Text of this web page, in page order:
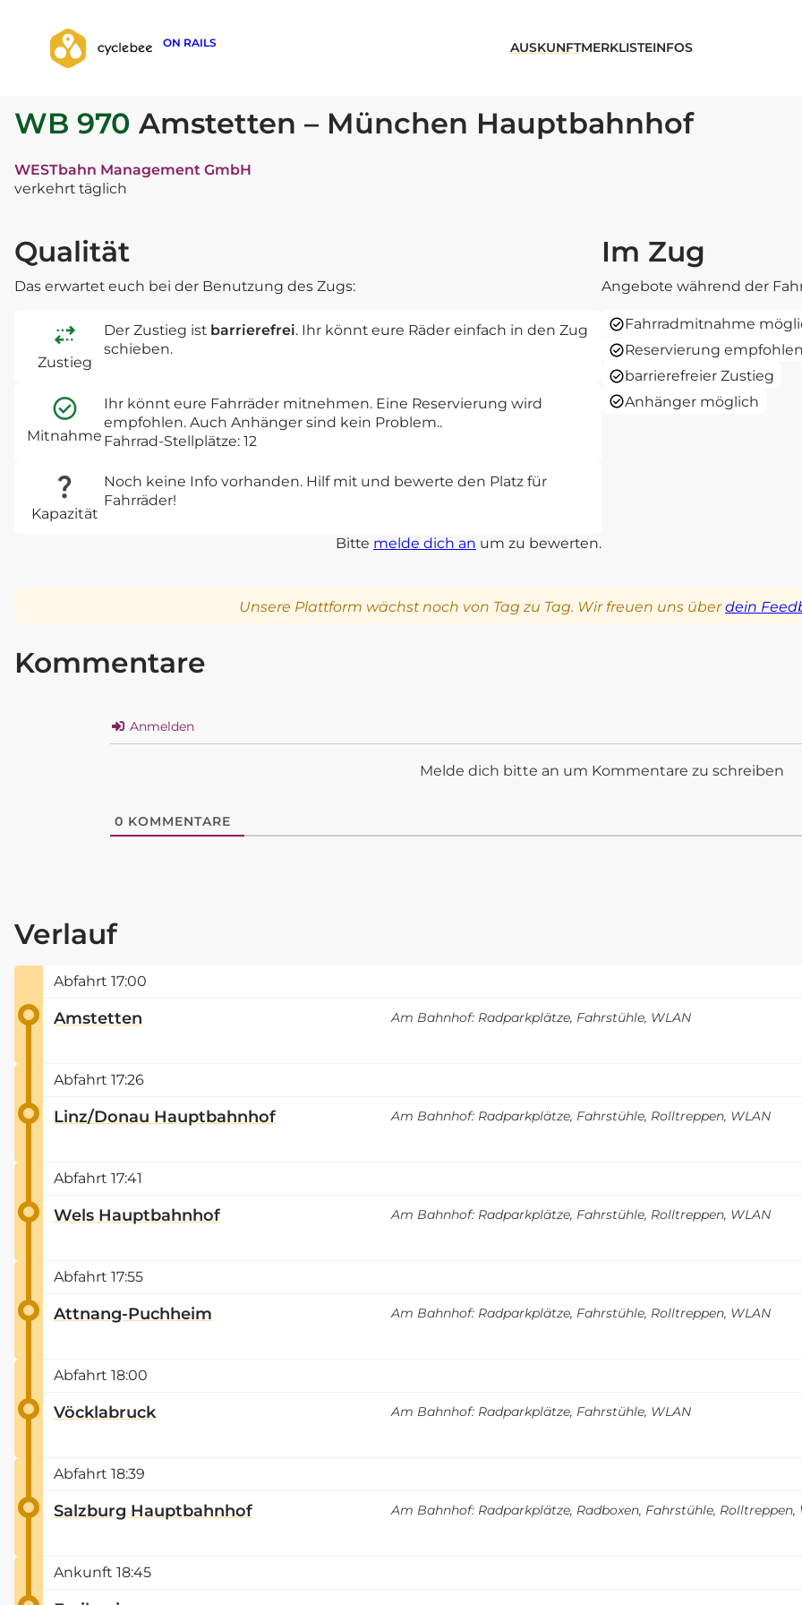
ON RAILS AUSKUNFTMERKLISTEINFOS
zurück zur Suche
WB 970 Amstetten – München Hauptbahnhof
WESTbahn Management GmbH
verkehrt täglich
Qualität
Das erwartet euch bei der Benutzung des Zugs:
Zustieg
Der Zustieg ist barrierefrei. Ihr könnt eure Räder einfach in den Zug
schieben.
Mitnahme
Ihr könnt eure Fahrräder mitnehmen. Eine Reservierung wird
empfohlen. Auch Anhänger sind kein Problem..
Fahrrad-Stellplätze: 12
Kapazität
Noch keine Info vorhanden. Hilf mit und bewerte den Platz für
Fahrräder!
Bitte melde dich an um zu bewerten.
Im Zug
Angebote während der
Fahrradmitnahme
Reservierung empfohlen
barrierefreier Zustieg
Anhänger möglich
Unsere Plattform wächst noch von Tag zu Tag. Wir freuen uns überdein
Kommentare
Anmelden
Melde dich bitte an um Kommentare zu schreiben
0 KOMMENTARE
Verlauf
Abfahrt 17:00
Amstetten
Am Bahnhof: Radparkplätze, Fahrstühle, WLAN
Abfahrt 17:26
Linz/Donau Hauptbahnhof
Am Bahnhof: Radparkplätze, Fahrstühle, Rolltreppen, WLAN
Abfahrt 17:41
Wels Hauptbahnhof
Am Bahnhof: Radparkplätze, Fahrstühle, Rolltreppen, WLAN
Abfahrt 17:55
Attnang-Puchheim
Am Bahnhof: Radparkplätze, Fahrstühle, Rolltreppen, WLAN
Abfahrt 18:00
Vöcklabruck
Am Bahnhof: Radparkplätze, Fahrstühle, WLAN
Abfahrt 18:39
Salzburg Hauptbahnhof
Am Bahnhof: Radparkplätze, Radboxen, Fahrstühle, Rolltreppen,
Ankunft 18:45